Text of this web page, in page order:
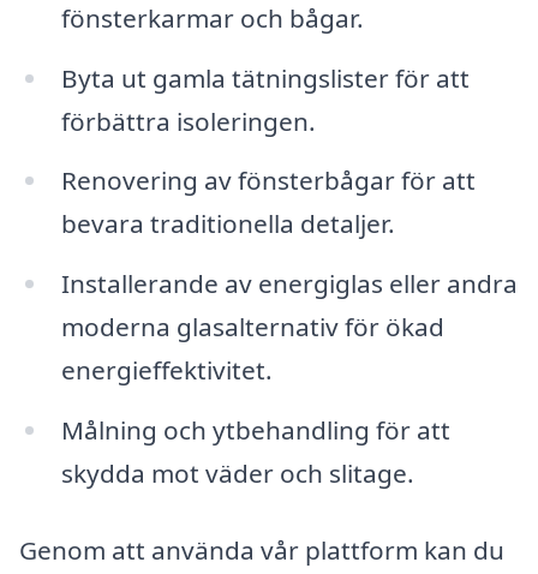
fönsterkarmar och bågar.
Byta ut gamla tätningslister för att
förbättra isoleringen.
Renovering av fönsterbågar för att
bevara traditionella detaljer.
Installerande av energiglas eller andra
moderna glasalternativ för ökad
energieffektivitet.
Målning och ytbehandling för att
skydda mot väder och slitage.
Genom att använda vår plattform kan du